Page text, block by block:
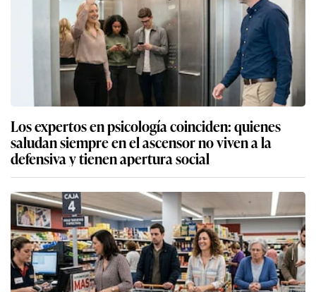
Los expertos en psicología coinciden: quienes
saludan siempre en el ascensor no viven a la
defensiva y tienen apertura social